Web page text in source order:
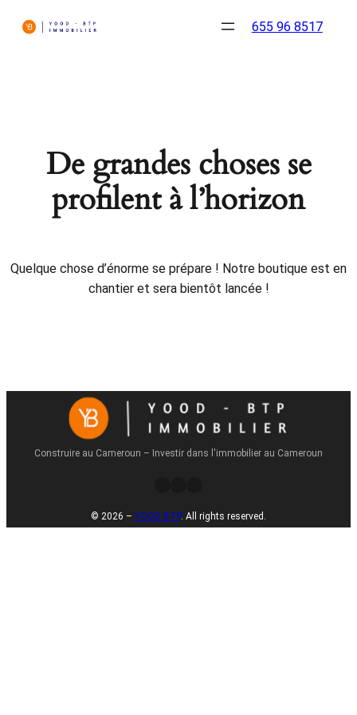
655 96 8517
De grandes choses se
profilent à l’horizon
Quelque chose d’énorme se prépare ! Notre boutique est en
chantier et sera bientôt lancée !
Construire au Cameroun – Investir dans l'immobilier au Cameroun
© 2026 – YOOD BTP. All rights reserved.